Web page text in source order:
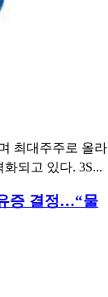
최대주주로 올라
되고 있다. 3S...
증 결정…“물